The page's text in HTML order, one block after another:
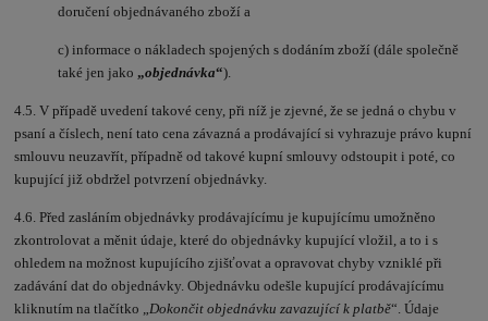
doručení objednávaného zboží a
c) informace o nákladech spojených s dodáním zboží (dále společně
také jen jako „objednávka“).
4.5. V případě uvedení takové ceny, při níž je zjevné, že se jedná o chybu v
psaní a číslech, není tato cena závazná a prodávající si vyhrazuje právo kupní
smlouvu neuzavřít, případně od takové kupní smlouvy odstoupit i poté, co
kupující již obdržel potvrzení objednávky.
4.6. Před zasláním objednávky prodávajícímu je kupujícímu umožněno
zkontrolovat a měnit údaje, které do objednávky kupující vložil, a to i s
ohledem na možnost kupujícího zjišťovat a opravovat chyby vzniklé při
zadávání dat do objednávky. Objednávku odešle kupující prodávajícímu
kliknutím na tlačítko „ Dokončit objednávku zavazující k platbě“. Údaje